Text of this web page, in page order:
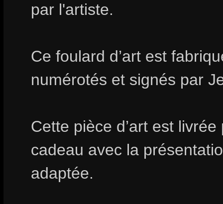
par l'artiste.
Ce foulard d’art est
numérotés et signés par
Cette pièce d’art est
cadeau avec la
adaptée.